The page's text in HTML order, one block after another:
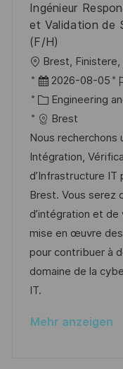
ö
f
f
e
n
t
c
u
n
Ingénieur
et Validation de
(F/H)
O
r
t
Brest, Finistere,
D
a
t
u
m
d
e
r
V
e
r
ö
f
2026-08-05
J
-
I
K
a
t
e
g
o
r
i
e
Engineering
Brest
Nous recherchons
Intégration,
d’Infrastructure IT
Brest. Vous serez
d’intégration et
mise en œuvre des
pour contribuer à
domaine de la
IT.
Mehr anzeigen